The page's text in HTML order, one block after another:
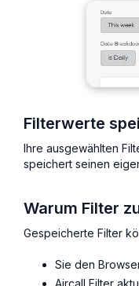
Filterwerte
Ihre ausgewählten
speichert seinen
Warum Filter
Gespeicherte Filter
Sie den